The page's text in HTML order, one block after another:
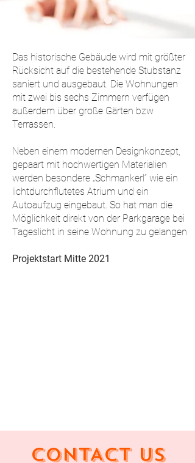
Das historische Gebäude wird mit größter
Rücksicht auf die bestehende Stubstanz
saniert und ausgebaut. Die Wohnungen
mit zwei bis sechs Zimmern verfügen
außerdem über große Gärten bzw
Terrassen.
Neben einem modernen Designkonzept,
gepaart mit hochwertigen Materialien
werden besondere „Schmankerl“ wie ein
lichtdurchflutetes Atrium und ein
Autoaufzug eingebaut. So hat man die
Möglichkeit direkt von der Parkgarage bei
Tageslicht in seine Wohnung zu gelangen
Projektstart Mitte 2021
CONTACT US